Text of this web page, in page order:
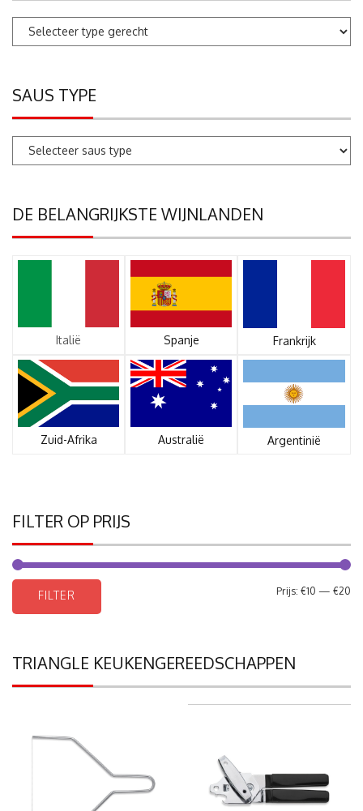
SAUS TYPE
DE BELANGRIJKSTE WIJNLANDEN
Italië Spanje Frankrijk
Zuid-Afrika Australië Argentinië
FILTER OP PRIJS
FILTER Prijs: €10 — €20
TRIANGLE KEUKENGEREEDSCHAPPEN